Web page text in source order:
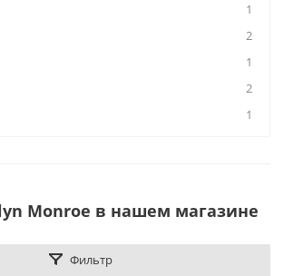
1
2
1
2
1
Monroe в нашем магазине
Фильтр